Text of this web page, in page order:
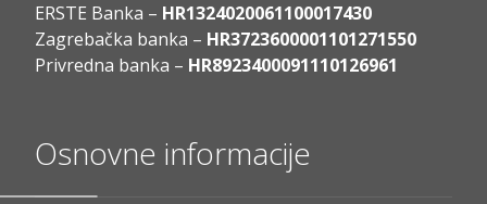
ERSTE Banka – HR1324020061100017430
Zagrebačka banka – HR3723600001101271550
Privredna banka – HR8923400091110126961
Osnovne informacije